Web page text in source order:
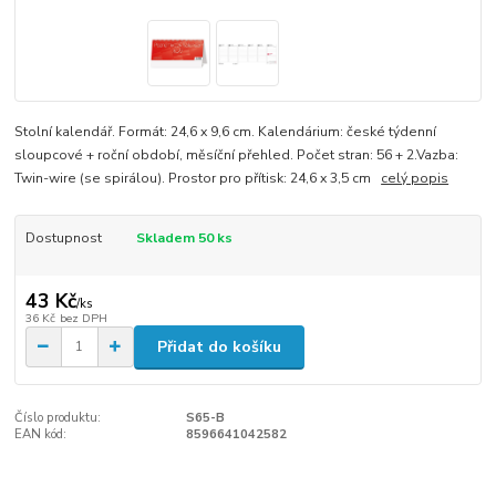
Stolní kalendář. Formát: 24,6 x 9,6 cm. Kalendárium: české týdenní
sloupcové + roční období, měsíční přehled. Počet stran: 56 + 2.Vazba:
Twin-wire (se spirálou). Prostor pro přítisk: 24,6 x 3,5 cm celý popis
Dostupnost Skladem 50 ks
43 Kč/ks
36 Kč bez DPH
Přidat do košíku
Číslo produktu:
S65-B
EAN kód:
8596641042582